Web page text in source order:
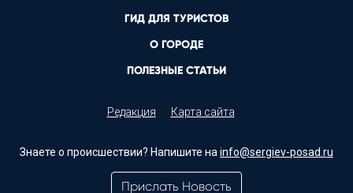
ГИД ДЛЯ ТУРИСТОВ
О ГОРОДЕ
ПОЛЕЗНЫЕ СТАТЬИ
Редакция Карта сайта
Знаете о происшествии? Напишите на info@sergiev-posad.ru
Прислать Новость